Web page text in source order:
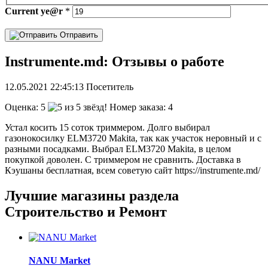
Current ye@r *
Отправить
Instrumente.md: Отзывы о работе
12.05.2021 22:45:13 Посетитель
Оценка: 5
Номер заказа: 4
Устал косить 15 соток триммером. Долго выбирал
газонокосилку ELM3720 Makita, так как участок неровный и с
разными посадками. Выбрал ELM3720 Makita, в целом
покупкой доволен. С триммером не сравнить. Доставка в
Кэушаны бесплатная, всем советую сайт https://instrumente.md/
Лучшие магазины раздела
Строительство и Ремонт
NANU Market